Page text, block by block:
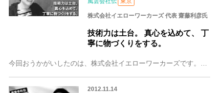
株式会社イエローワーカーズ 代表 齋藤利彦氏
技術力は土台。 真心を込めて、 丁
寧に物づくりをする。
2012.11.14